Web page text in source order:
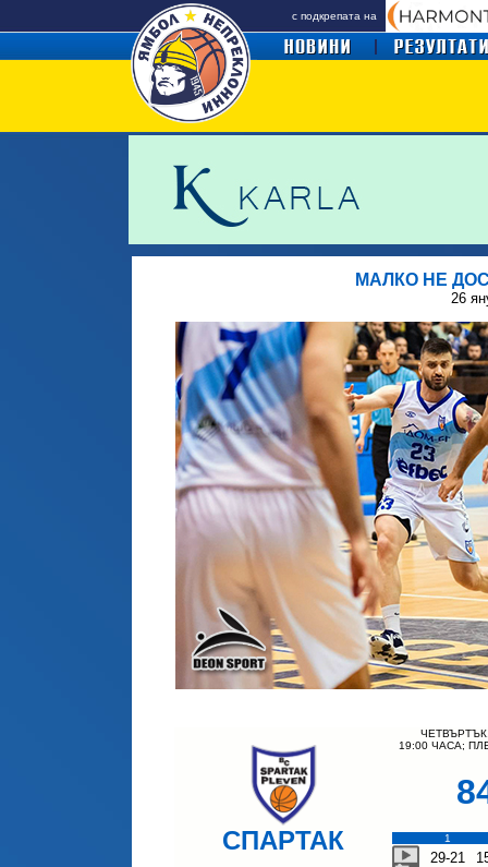
с подкрепата на
МАЛКО НЕ
26
19:00 ЧАСА;
СПАРТАК 1
29-21